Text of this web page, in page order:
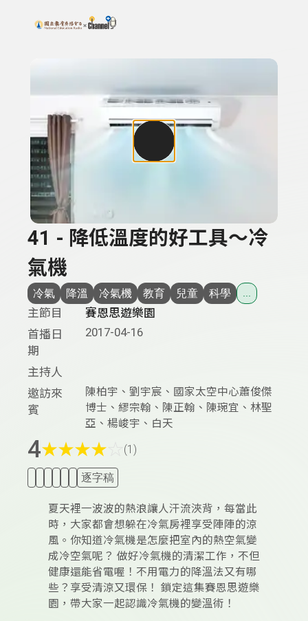
上方功能區塊
搜尋關鍵字：可輸入節目名稱、主持人或關鍵字
41 - 降低溫度的好工具～冷
氣機
冷氣 降溫 冷氣機 教育 兒童 科學 ...
主節目
賽恩思遊樂園
首播日
期
2017-04-16
主持人
邀訪來
賓
陳柏宇、劉宇宸、國家太空中心蕭俊傑
博士、繆宗翰、陳正翰、陳琬宜、林聖
亞、楊峻宇、白天
4★★★★ (1)
逐字稿
夏天裡一波波的熱浪讓人汗流浹背，每當此
時，大家都會想躲在冷氣房裡享受陣陣的涼
風。你知道冷氣機是怎麼把室內的熱空氣變
成冷空氣呢？ 做好冷氣機的清潔工作，不但
健康還能省電喔！不用電力的降溫法又有哪
些？享受清涼又環保！ 鎖定這集賽恩思遊樂
園，帶大家一起認識冷氣機的變溫術！